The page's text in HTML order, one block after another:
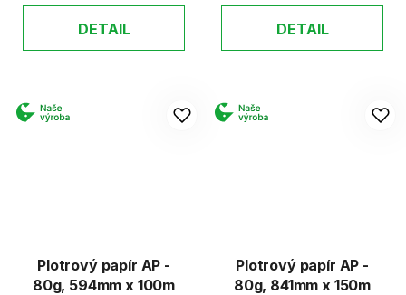
DETAIL DETAIL
Plotrový papír AP -
80g, 594mm x 100m
Plotrový papír AP -
80g, 841mm x 150m